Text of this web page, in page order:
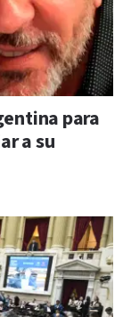
para
a su